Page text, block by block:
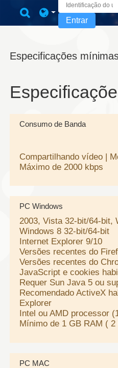
Ir para o conteúdo principal
Alternar entrada
Entrar
Especificações
Consumo de Banda
Compartilhando vídeo |
Máximo de 2000 kbps
PC Windows
2003, Vista 32-bit/64-bit,
Windows 8 32-bit/64-bit
Internet Explorer 9/10
Versões recentes do
Versões recentes do
JavaScript e cookies
Requer Sun Java 5 ou
Recomendado ActiveX
Explorer
Intel ou AMD processor
Mínimo de 1 GB RAM (
PC MAC